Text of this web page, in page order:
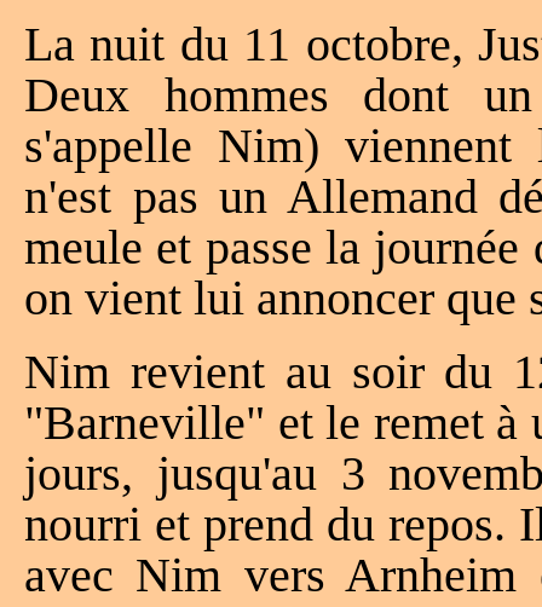
La nuit du 11 octobre,
Deux hommes dont
s'appelle Nim) viennent
n'est pas un Allemand
meule et passe la
on vient lui annoncer que
Nim revient au soir du
"Barneville" et le remet à
jours, jusqu'au 3
nourri et prend du repos.
avec Nim vers